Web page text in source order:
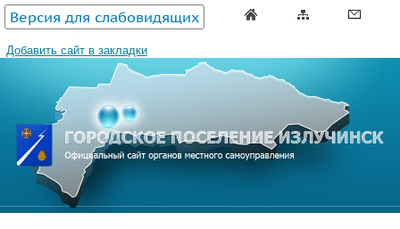
Версия для слабовидящих
Добавить сайт в закладки